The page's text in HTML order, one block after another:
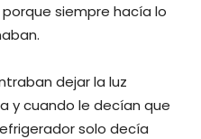
porque siempre hacía lo
dejar la luz
y cuando le decían que
solo decía